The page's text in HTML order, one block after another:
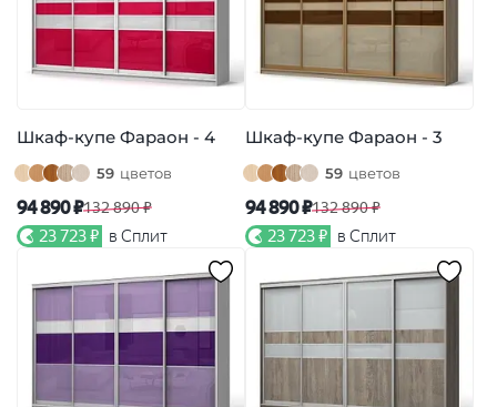
Шкаф-купе Фараон - 4
59 цветов
94 890 ₽132 890 ₽
23 723 ₽ в Сплит
Шкаф-купе Фараон - 3
59 цветов
94 890 ₽132 890 ₽
23 723 ₽ в Сплит